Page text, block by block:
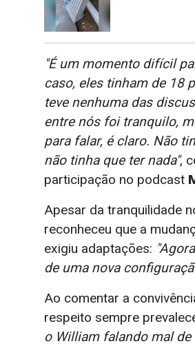
"É um momento difícil
caso, eles tinham de 18
teve nenhuma das
entre nós foi tranquilo,
para falar, é claro. Não
não tinha que ter nada",
participação no podcast
Apesar da tranquilidade
reconheceu que a
exigiu adaptações:
de uma nova
Ao comentar a
respeito sempre
o William falando mal